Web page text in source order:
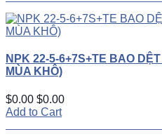
NPK 22-5-6+7S+TE BAO
MÙA KHÔ)
$0.00 $0.00
Add to Cart